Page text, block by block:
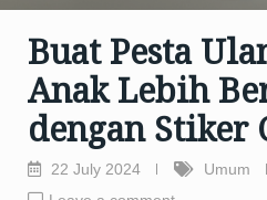
Buat Pesta
Anak Lebih
dengan Stiker
22 July 2024 Umum